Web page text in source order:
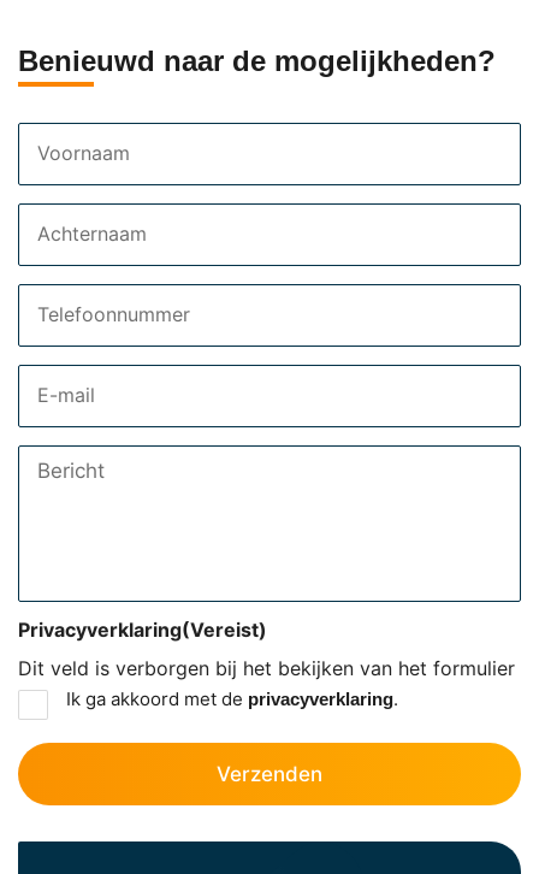
Benieuwd naar de mogelijkheden?
Bericht
Dit veld is verborgen bij het bekijken van het formulier
Privacyverklaring(Vereist)
Ik ga akkoord met de privacyverklaring.